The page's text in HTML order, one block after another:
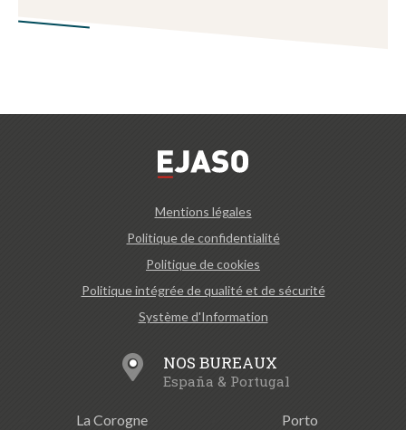
Mentions légales
Politique de confidentialité
Politique de cookies
Politique intégrée de qualité et de sécurité
Système d'Information
NOS BUREAUX
España & Portugal
La Corogne
Porto